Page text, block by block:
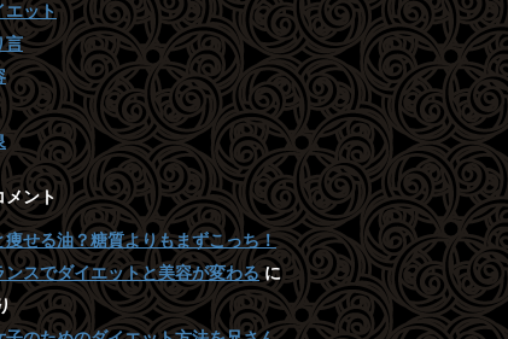
エット
言
メント
痩せる油？糖質よりもまずこっち！
ンスでダイエットと美容が変わるに